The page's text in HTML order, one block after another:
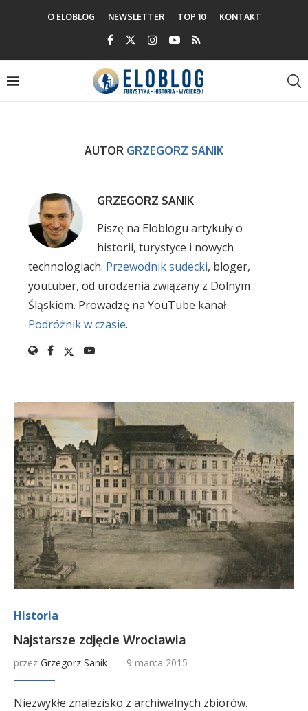
O ELOBLOG NEWSLETTER TOP 10 KONTAKT
AUTOR GRZEGORZ SANIK
GRZEGORZ SANIK
Piszę na Eloblogu artykuły o
historii, turystyce i nowych
technologiach. Przewodnik sudecki, bloger,
youtuber, od urodzenia związany z Dolnym
Śląskiem. Prowadzę na YouTube kanał
Podróżnik w czasie.
Historia
Najstarsze zdjęcie Wrocławia
przez Grzegorz Sanik 9 marca 2015
Niezwykłe znalezisko z archiwalnych zbiorów.